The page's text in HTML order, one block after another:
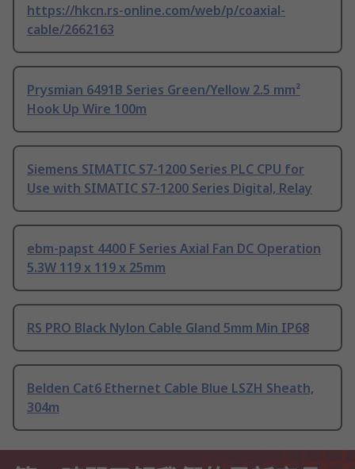
https://hkcn.rs-online.com/web/p/coaxial-
cable/2662163
Prysmian 6491B Series Green/Yellow 2.5 mm²
Hook Up Wire 100m
Siemens SIMATIC S7-1200 Series PLC CPU for
Use with SIMATIC S7-1200 Series Digital, Relay
ebm-papst 4400 F Series Axial Fan DC Operation
5.3W 119 x 119 x 25mm
RS PRO Black Nylon Cable Gland 5mm Min IP68
Belden Cat6 Ethernet Cable Blue LSZH Sheath,
304m